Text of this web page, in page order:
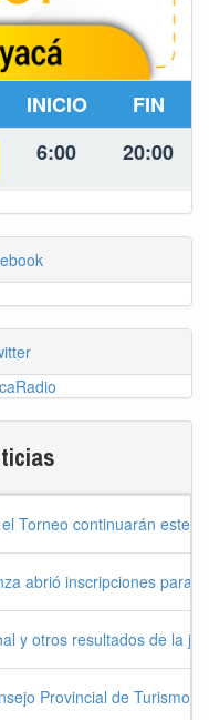
INICIO FIN
6:00 20:00
Torneo continuarán este
abrió inscripciones para
y otros resultados de la
Provincial de Turismo